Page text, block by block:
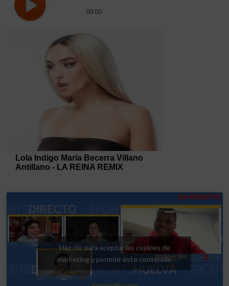
Haz clic para aceptar las cookies de
márketing y permitir este contenido